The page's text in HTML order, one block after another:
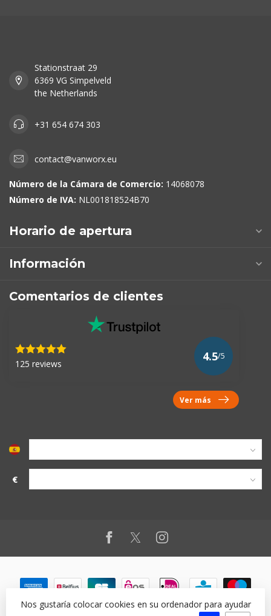
Stationstraat 29
6369 VG Simpelveld
the Netherlands
+31 654 674 303
contact@vanworx.eu
Número de la Cámara de Comercio: 14068078
Número de IVA: NL001818524B70
Horario de apertura
Información
Comentarios de clientes
125 reviews
4.5/5
Ver más
€
Nos gustaría colocar cookies en su ordenador para ayudar